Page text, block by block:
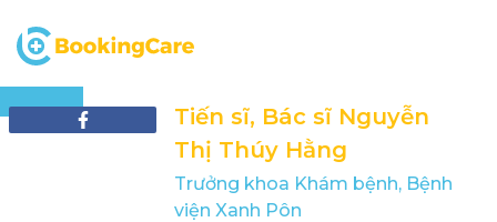
Tiến sĩ, Bác sĩ Nguyễn
Thị Thúy Hằng
Trưởng khoa Khám bệnh, Bệnh
viện Xanh Pôn